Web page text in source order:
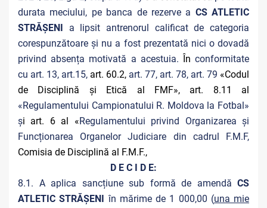
durata meciului, pe banca de rezerve a CS ATLETIC
STRĂȘENI a lipsit antrenorul calificat de categoria
corespunzătoare și nu a fost prezentată nici o dovadă
privind absența motivată a acestuia. Înconformitate
cu art. 13, art.15, art. 60.2, art. 77, art. 78, art. 79 «Codul
de Disciplină și Etică al FMF», art. 8.11 al
«Regulamentului Campionatului R. Moldova la Fotbal»
și art. 6 al «Regulamentului privind Organizarea și
Funcționarea Organelor Judiciare din cadrul F.M.F,
Comisia de Disciplină al F.M.F.,
D E C I D E:
8.1. A aplica sancțiune sub formă de amendă CS
ATLETIC STRĂȘENI în mărime de 1 000,00 (una mie